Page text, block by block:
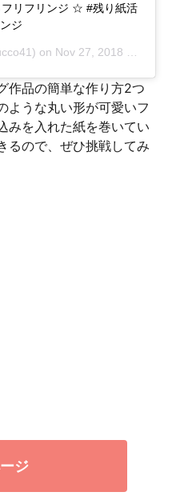
リフリンジ ☆ #残り紙活
ジ
on Nov 27, 2018 at 9:39pm PST
作品の簡単な作り方2つ
ような丸い形が可愛いフ
みを入れた紙を巻いてい
るので、ぜひ挑戦してみ
ジ